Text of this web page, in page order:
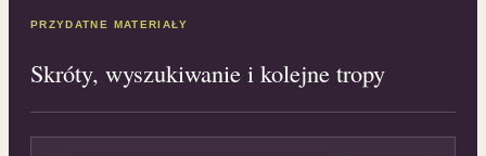
PRZYDATNE MATERIAŁY
Skróty, wyszukiwanie i kolejne tropy